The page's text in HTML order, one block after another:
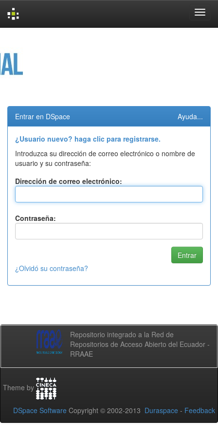
Entrar en DSpace Ayuda...
¿Usuario nuevo? haga clic para registrarse.
Introduzca su dirección de correo electrónico o nombre de
usuario y su contraseña:
Dirección de correo electrónico:
Contraseña:
¿Olvidó su contraseña?
Repositorio integrado a la Red de
Repositorios de Acceso Abierto del Ecuador -
RRAAE
Theme by
DSpace Software Copyright © 2002-2013 Duraspace - Feedback